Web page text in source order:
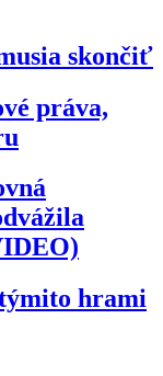
skončiť
práva,
hrami